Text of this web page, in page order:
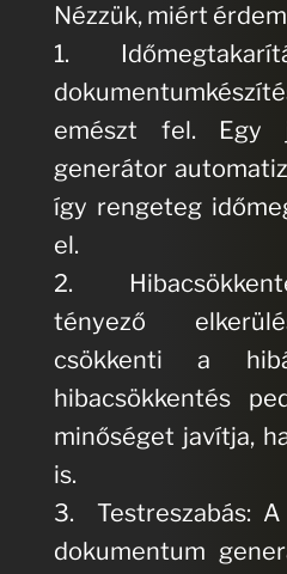
Nézzük, miért
1.
emészt fel. Egy
generátor
így rengeteg
el.
2.
tényező
csökkenti a
hibacsökkentés
minőséget javítja,
is.
3. Testreszabás:
dokumentum